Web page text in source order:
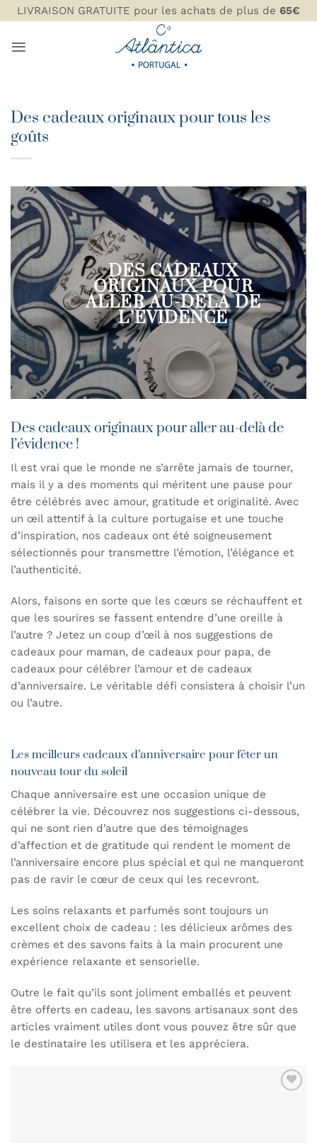
Passer
au
contenu
LIVRAISON GRATUITE pour les achats de plus de 65€
Des cadeaux originaux pour tous les
goûts
DES CADEAUX
ORIGINAUX POUR
ALLER AU-DELÀ DE
L’ÉVIDENCE
Des cadeaux originaux pour aller au-delà de
l’évidence !
Il est vrai que le monde ne s’arrête jamais de tourner,
mais il y a des moments qui méritent une pause pour
être célébrés avec amour, gratitude et originalité. Avec
un œil attentif à la culture portugaise et une touche
d’inspiration, nos cadeaux ont été soigneusement
sélectionnés pour transmettre l’émotion, l’élégance et
l’authenticité.
Alors, faisons en sorte que les cœurs se réchauffent et
que les sourires se fassent entendre d’une oreille à
l’autre ? Jetez un coup d’œil à nos suggestions de
cadeaux pour maman, de cadeaux pour papa, de
cadeaux pour célébrer l’amour et de cadeaux
d’anniversaire. Le véritable défi consistera à choisir l’un
ou l’autre.
Les meilleurs cadeaux d’anniversaire pour fêter un
nouveau tour du soleil
Chaque anniversaire est une occasion unique de
célébrer la vie. Découvrez nos suggestions ci-dessous,
qui ne sont rien d’autre que des témoignages
d’affection et de gratitude qui rendent le moment de
l’anniversaire encore plus spécial et qui ne manqueront
pas de ravir le cœur de ceux qui les recevront.
Les soins relaxants et parfumés sont toujours un
excellent choix de cadeau : les délicieux arômes des
crèmes et des savons faits à la main procurent une
expérience relaxante et sensorielle.
Outre le fait qu’ils sont joliment emballés et peuvent
être offerts en cadeau, les savons artisanaux sont des
articles vraiment utiles dont vous pouvez être sûr que
le destinataire les utilisera et les appréciera.